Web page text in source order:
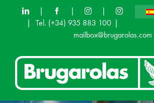
Saltar
| |
|
|
Tel. (+34) 935 883 100 |
mailbox@brugarolas.com